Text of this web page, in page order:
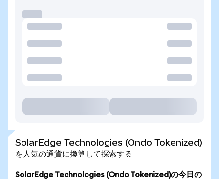
SolarEdge Technologies (Ondo Tokenized)
を人気の通貨に換算して探索する
SolarEdge Technologies (Ondo Tokenized)の今日の